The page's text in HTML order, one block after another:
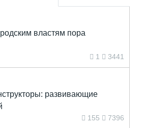
властям пора
1 3441
развивающие
155 7396